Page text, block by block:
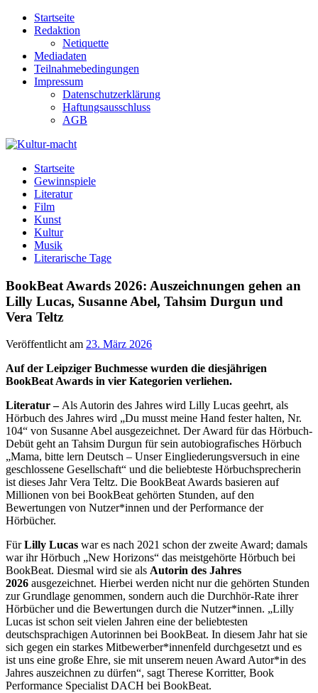
Zum
Inhalt
Startseite
Redaktion
Netiquette
Mediadaten
Teilnahmebedingungen
Impressum
Datenschutzerklärung
Haftungsausschluss
AGB
Kultur-macht
Magazin für Kunst, Literatur, Kultur, Film & Musik
Startseite
Gewinnspiele
Literatur
Film
Kunst
Kultur
Musik
Literarische Tage
BookBeat Awards 2026: Auszeichnungen gehen an
Lilly Lucas, Susanne Abel, Tahsim Durgun und
Vera Teltz
Veröffentlicht am 23. März 2026
Auf der Leipziger Buchmesse wurden die diesjährigen
BookBeat Awards in vier Kategorien verliehen.
Literatur –Als Autorin des Jahres wird Lilly Lucas geehrt, als
Hörbuch des Jahres wird „Du musst meine Hand fester halten, Nr.
104“ von Susanne Abel ausgezeichnet. Der Award für das Hörbuch-
Debüt geht an Tahsim Durgun für sein autobiografisches Hörbuch
„Mama, bitte lern Deutsch – Unser Eingliederungsversuch in eine
geschlossene Gesellschaft“ und die beliebteste Hörbuchsprecherin
ist dieses Jahr Vera Teltz. Die BookBeat Awards basieren auf
Millionen von bei BookBeat gehörten Stunden, auf den
Bewertungen von Nutzer*innen und der Performance der
Hörbücher.
FürLilly Lucas war es nach 2021 schon der zweite Award; damals
war ihr Hörbuch „New Horizons“ das meistgehörte Hörbuch bei
BookBeat. Diesmal wird sie als Autorin des Jahres
2026 ausgezeichnet. Hierbei werden nicht nur die gehörten Stunden
zur Grundlage genommen, sondern auch die Durchhör-Rate ihrer
Hörbücher und die Bewertungen durch die Nutzer*innen. „Lilly
Lucas ist schon seit vielen Jahren eine der beliebtesten
deutschsprachigen Autorinnen bei BookBeat. In diesem Jahr hat sie
sich gegen ein starkes Mitbewerber*innenfeld durchgesetzt und es
ist uns eine große Ehre, sie mit unserem neuen Award Autor*in des
Jahres auszeichnen zu dürfen“, sagt Therese Korritter, Book
Performance Specialist DACH bei BookBeat.